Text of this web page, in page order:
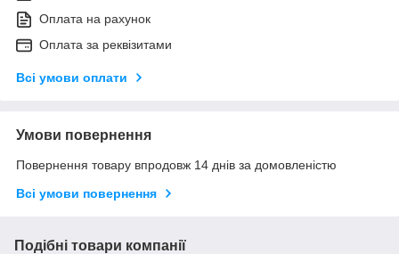
Оплата на рахунок
Оплата за реквізитами
Всі умови оплати
Умови повернення
Повернення товару впродовж 14 днів за домовленістю
Всі умови повернення
Подібні товари компанії